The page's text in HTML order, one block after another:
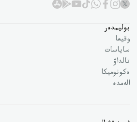
بوليمدەر
وقيعا
ساياسات
تالداۋ
ەكونوميكا
الەمدە